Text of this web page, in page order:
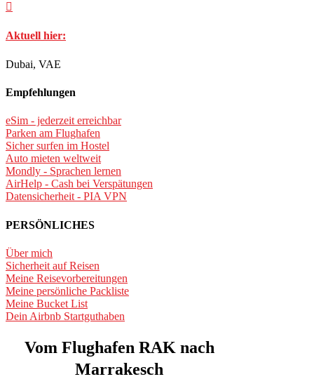

Aktuell hier:
Dubai, VAE
Empfehlungen
eSim - jederzeit erreichbar
Parken am Flughafen
Sicher surfen im Hostel
Auto mieten weltweit
Mondly - Sprachen lernen
AirHelp - Cash bei Verspätungen
Datensicherheit - PIA VPN
PERSÖNLICHES
Über mich
Sicherheit auf Reisen
Meine Reisevorbereitungen
Meine persönliche Packliste
Meine Bucket List
Dein Airbnb Startguthaben
Vom Flughafen RAK nach
Marrakesch